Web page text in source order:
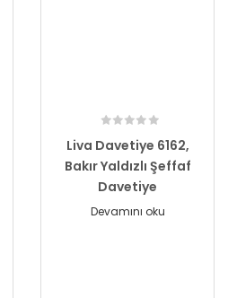
Liva Davetiye 6162,
Bakır Yaldızlı Şeffaf
Davetiye
Devamını oku